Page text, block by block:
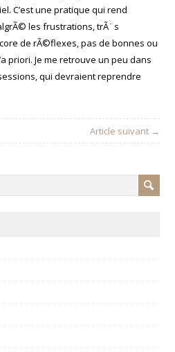
C’est une pratique qui rend
les frustrations, trÃ¨s
de rÃ©flexes, pas de bonnes ou
priori. Je me retrouve un peu dans
qui devraient reprendre
Article suivant →